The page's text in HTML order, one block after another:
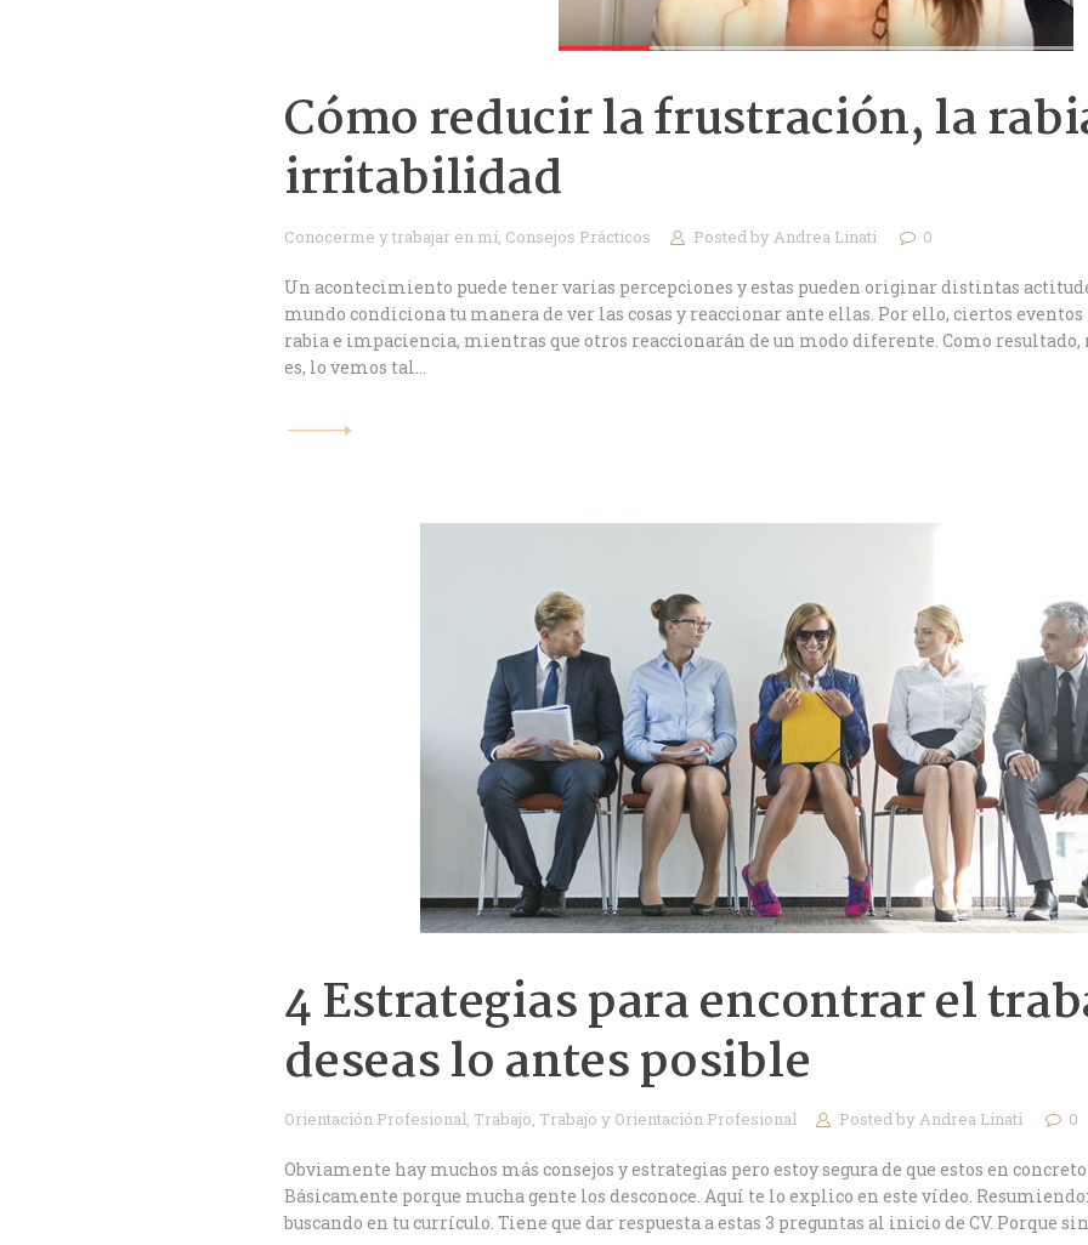
Cómo reducir la frustración, la
irritabilidad
Conocerme y trabajar en mí, Consejos Prácticos Posted byAndrea Linati 0
Un acontecimiento puede tener varias percepciones y estas pueden originar distintas
mundo condiciona tu manera de ver las cosas y reaccionar ante ellas. Por ello, ciertos
rabia e impaciencia, mientras que otros reaccionarán de un modo diferente. Como
es, lo vemos tal…
4 Estrategias para encontrar el
deseas lo antes posible
Orientación Profesional, Trabajo, Trabajo y Orientación Profesional Posted byAndrea Linati 0
Obviamente hay muchos más consejos y estrategias pero estoy segura de que estos en
Básicamente porque mucha gente los desconoce. Aquí te lo explico en este vídeo.
buscando en tu currículo. Tiene que dar respuesta a estas 3 preguntas al inicio de CV. Porque